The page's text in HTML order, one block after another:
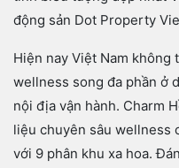
động sản Dot Property
Hiện nay Việt Nam
wellness song đa phần ở
nội địa vận hành. Charm
liệu chuyên sâu wellness
với 9 phân khu xa hoa.